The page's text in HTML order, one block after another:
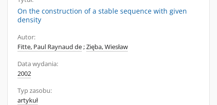
On the construction of a stable sequence with given
density
Autor:
Fitte, Paul Raynaud de;Zięba, Wiesław
Data wydania:
2002
Typ zasobu:
artykuł